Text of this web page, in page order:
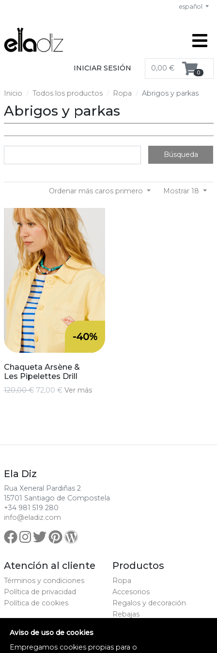
español
INICIAR SESIÓN 0,00 € 0
Inicio Todos los productos Ropa Abrigos y parkas
Abrigos y parkas
Búsqueda
Mostrar 18
Ordenar más caros primero
-40%
Chaqueta Arsène &
Les Pipelettes Drill
120,00 € 72,00 € Ver más
Ela Diz
Rua Xeneral Pardiñas 2
15701 Santiago de Compostela
+34 981 519 280
info@eladiz.com
Atención al cliente
Términos y condiciones
Política de privacidad
Política de cookies
Productos
Ropa
Accesorios
Regalos y decoración
Rebajas
Proxecto cofinanciado
Aviso de uso de cookies
Empregamos cookies propias para o